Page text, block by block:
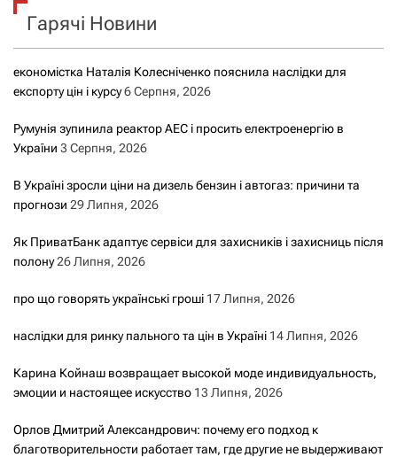
Гарячі Новини
економістка Наталія Колесніченко пояснила наслідки для
експорту цін і курсу6 Серпня, 2026
Румунія зупинила реактор АЕС і просить електроенергію в
України 3 Серпня, 2026
В Україні зросли ціни на дизель бензин і автогаз: причини та
прогнози 29 Липня, 2026
Як ПриватБанк адаптує сервіси для захисників і захисниць після
полону26 Липня, 2026
про що говорять українські гроші 17 Липня, 2026
наслідки для ринку пального та цін в Україні 14 Липня, 2026
Карина Койнаш возвращает высокой моде индивидуальность,
эмоции и настоящее искусство 13 Липня, 2026
Орлов Дмитрий Александрович: почему его подход к
благотворительности работает там, где другие не выдерживают